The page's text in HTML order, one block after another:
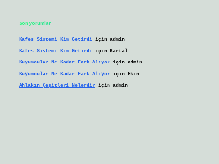
Son yorumlar
Kafes Sistemi Kim Getirdiiçin admin
Kafes Sistemi Kim Getirdiiçin Kartal
Kuyumcular Ne Kadar Fark Alıyoriçin admin
Kuyumcular Ne Kadar Fark Alıyoriçin Ekin
Ahlakın Çeşitleri Nelerdiriçin admin